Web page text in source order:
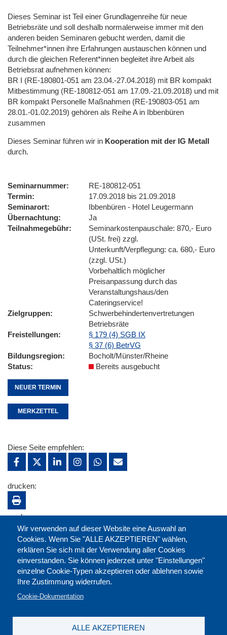
Dieses Seminar ist Teil einer Grundlagenreihe für neue
Betriebsräte und soll deshalb normalerweise immer mit den
anderen beiden Seminaren gebucht werden, damit die
Teilnehmer*innen ihre Erfahrungen austauschen können und
durch die gleichen Referent*innen begleitet ihre Arbeit als
Betriebsrat aufnehmen können:
BR I (RE-180801-051 am 23.04.-27.04.2018) mit BR kompakt
Mitbestimmung (RE-180812-051 am 17.09.-21.09.2018) und mit
BR kompakt Personelle Maßnahmen (RE-190803-051 am
28.01.-01.02.2019) gehören als Reihe A in Ibbenbüren
zusammen
Dieses Seminar führen wir in Kooperation mit der IG Metall
durch.
Seminarnummer
RE-180812-051
Termin
17.09.2018 bis 21.09.2018
Seminarort
Ibbenbüren - Hotel Leugermann
Übernachtung
Ja
Teilnahmegebühr
Seminarkostenpauschale: 870,- Euro
(USt. frei) zzgl.
Unterkunft/Verpflegung: ca. 680,- Euro
(zzgl. USt.)
Vorbehaltlich möglicher
Preisanpassung durch das
Veranstaltungshaus/den
Cateringservice!
Zielgruppen
Schwerbehindertenvertretungen
Betriebsräte
Freistellungen
§ 179 (4) SGB IX
§ 37 (6) BetrVG
Bildungsregion
Bocholt/Münster/Rheine
Status
Bereits ausgebucht
NEUER TERMIN
MERKZETTEL
Wir verwenden auf dieser Website eine Auswahl an
Cookies. Wenn Sie "ALLE AKZEPTIEREN" wählen,
erklären Sie sich mit der Verwendung aller Cookies
einverstanden. Sie können jederzeit unter "Einstellungen"
einzelne Cookie-Typen akzeptieren oder ablehnen sowie
Ihre Zustimmung widerrufen.
Cookie-Dokumentation
ALLE AKZEPTIEREN
Diese Seite empfehlen:
drucken:
merken: